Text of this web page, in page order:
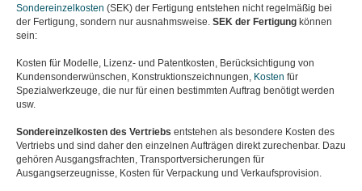
Sondereinzelkosten (SEK) der Fertigung entstehen nicht regelmäßig bei
der Fertigung, sondern nur ausnahmsweise. SEK der Fertigung können
sein:
Kosten für Modelle, Lizenz- und Patentkosten, Berücksichtigung von
Kundensonderwünschen, Konstruktionszeichnungen, Kosten für
Spezialwerkzeuge, die nur für einen bestimmten Auftrag benötigt werden
usw.
Sondereinzelkosten des Vertriebs entstehen als besondere Kosten des
Vertriebs und sind daher den einzelnen Aufträgen direkt zurechenbar. Dazu
gehören Ausgangsfrachten, Transportversicherungen für
Ausgangserzeugnisse, Kosten für Verpackung und Verkaufsprovision.